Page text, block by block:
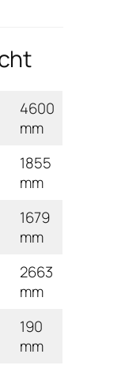
4600
mm
1855
mm
1679
mm
2663
mm
190
mm